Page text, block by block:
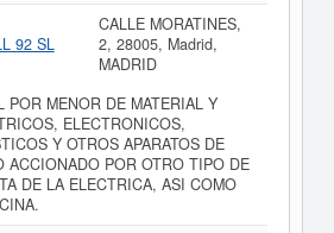
92 SL
CALLE MORATINES,
2, 28005, Madrid,
MADRID
POR MENOR DE MATERIAL Y
ELECTRONICOS,
Y OTROS APARATOS DE
ACCIONADO POR OTRO TIPO DE
DE LA ELECTRICA, ASI COMO